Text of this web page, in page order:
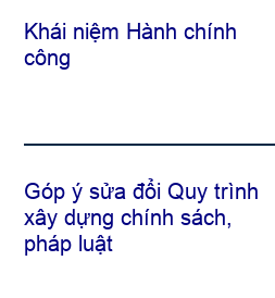
Khái niệm Hành chính
công
Góp ý sửa đổi Quy trình
xây dựng chính sách,
pháp luật